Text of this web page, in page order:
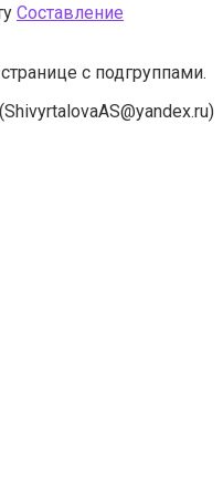
Составление
с подгруппами.